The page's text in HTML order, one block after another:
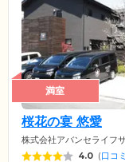
満室
桜花の宴 悠愛
株式会社アバンセライフ
4.0 (口コ